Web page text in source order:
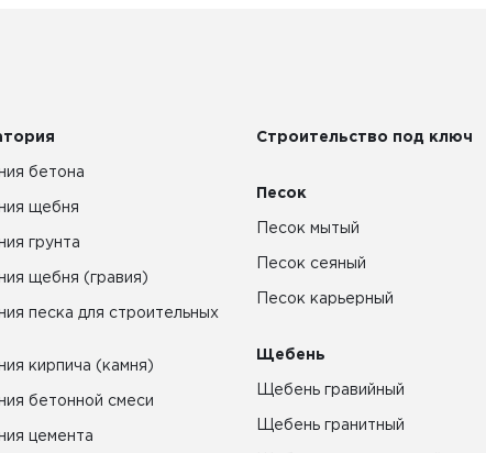
бетона
щебня
грунта
щебня (гравия)
песка для строительных
кирпича (камня)
бетонной смеси
цемента
Строительство под ключ
Песок
Песок мытый
Песок сеяный
Песок карьерный
Щебень
Щебень гравийный
Щебень гранитный